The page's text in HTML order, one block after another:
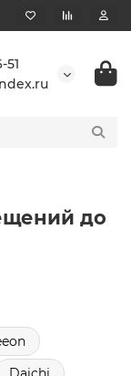
51
до